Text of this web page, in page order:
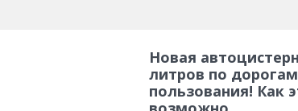
Новая
литров по
пользования! Как